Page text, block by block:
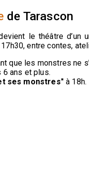
de Tarascon
le théâtre d’un
entre contes,
que les monstres ne
6 ans et plus.
ses monstres" à 18h.